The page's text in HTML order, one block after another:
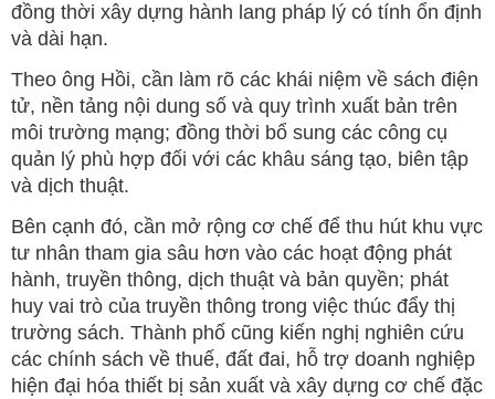
đồng thời xây dựng hành lang pháp lý có tính ổn định
và dài hạn.
Theo ông Hồi, cần làm rõ các khái niệm về sách điện
tử, nền tảng nội dung số và quy trình xuất bản trên
môi trường mạng; đồng thời bổ sung các công cụ
quản lý phù hợp đối với các khâu sáng tạo, biên tập
và dịch thuật.
Bên cạnh đó, cần mở rộng cơ chế để thu hút khu vực
tư nhân tham gia sâu hơn vào các hoạt động phát
hành, truyền thông, dịch thuật và bản quyền; phát
huy vai trò của truyền thông trong việc thúc đẩy thị
trường sách. Thành phố cũng kiến nghị nghiên cứu
các chính sách về thuế, đất đai, hỗ trợ doanh nghiệp
hiện đại hóa thiết bị sản xuất và xây dựng cơ chế đặc